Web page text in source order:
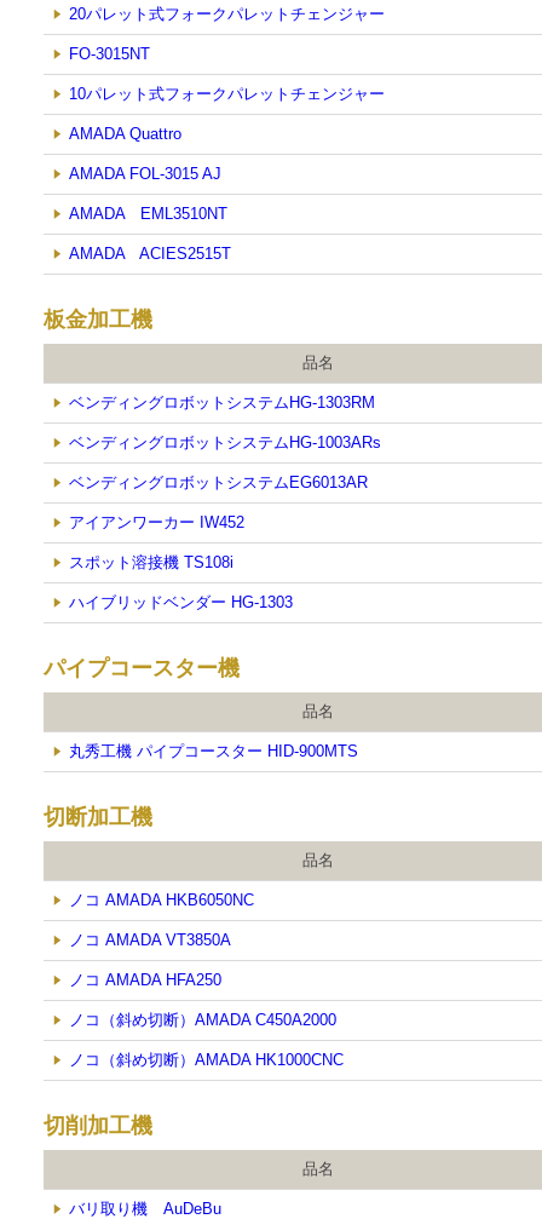
20パレット式フォークパレットチェンジャー
FO-3015NT
10パレット式フォークパレットチェンジャー
AMADA Quattro
AMADA FOL-3015 AJ
AMADA EML3510NT
AMADA ACIES2515T
板金加工機
品名
ベンディングロボットシステムHG-1303RM
ベンディングロボットシステムHG-1003ARs
ベンディングロボットシステムEG6013AR
アイアンワーカー IW452
スポット溶接機 TS108i
ハイブリッドベンダー HG-1303
パイプコースター機
品名
丸秀工機 パイプコースター HID-900MTS
切断加工機
品名
ノコ AMADA HKB6050NC
ノコ AMADA VT3850A
ノコ AMADA HFA250
ノコ（斜め切断）AMADA C450A2000
ノコ（斜め切断）AMADA HK1000CNC
切削加工機
品名
バリ取り機 AuDeBu